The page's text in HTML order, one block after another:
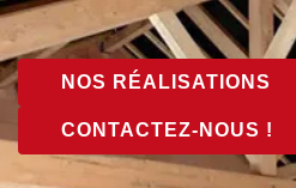
NOS RÉALISATIONS
CONTACTEZ-NOUS !